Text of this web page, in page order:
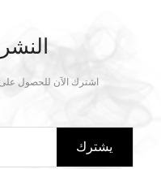
اشترك الآن للحصول على
يشترك